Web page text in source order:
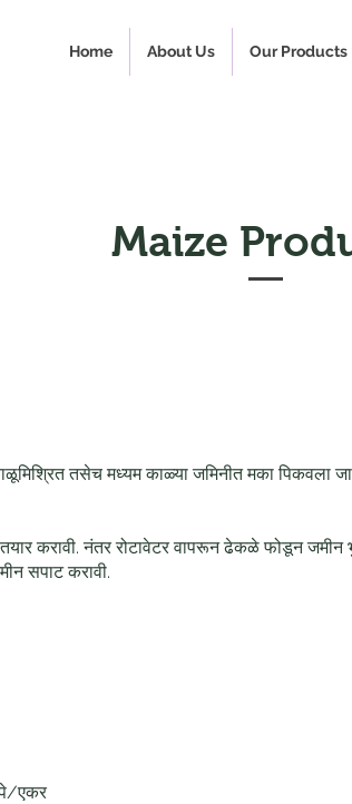
Home About Us Our Products
Maize
वाळूमिश्रित तसेच मध्यम काळ्या जमिनीत मका पिकवला
करावी. नंतर रोटावेटर वापरून ढेकळे फोडून
सपाट करावी.
एकर